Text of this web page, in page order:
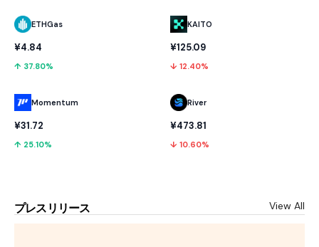
ETHGas
¥4.84
↑ 37.80%
Momentum
¥31.72
↑ 25.10%
KAITO
¥125.09
↓ 12.40%
River
¥473.81
↓ 10.60%
プレスリリース View All